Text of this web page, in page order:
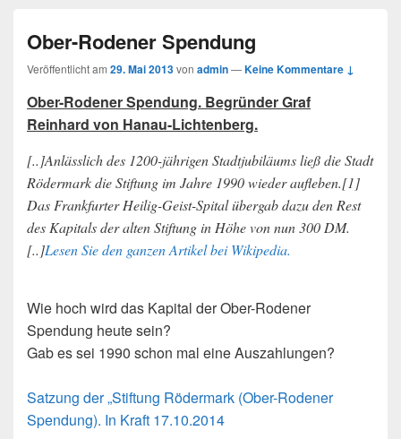
Ober-Rodener Spendung
Veröffentlicht am 29. Mai 2013von admin—Keine Kommentare ↓
Ober-Rodener Spendung. Begründer Graf
Reinhard von Hanau-Lichtenberg.
[..]Anlässlich des 1200-jährigen Stadtjubiläums ließ die Stadt
Rödermark die Stiftung im Jahre 1990 wieder aufleben.[1]
Das Frankfurter Heilig-Geist-Spital übergab dazu den Rest
des Kapitals der alten Stiftung in Höhe von nun 300 DM.
[..]Lesen Sie den ganzen Artikel bei Wikipedia.
Wie hoch wird das Kapital der Ober-Rodener
Spendung heute sein?
Gab es sei 1990 schon mal eine Auszahlungen?
Satzung der „Stiftung Rödermark (Ober-Rodener
Spendung). In Kraft 17.10.2014